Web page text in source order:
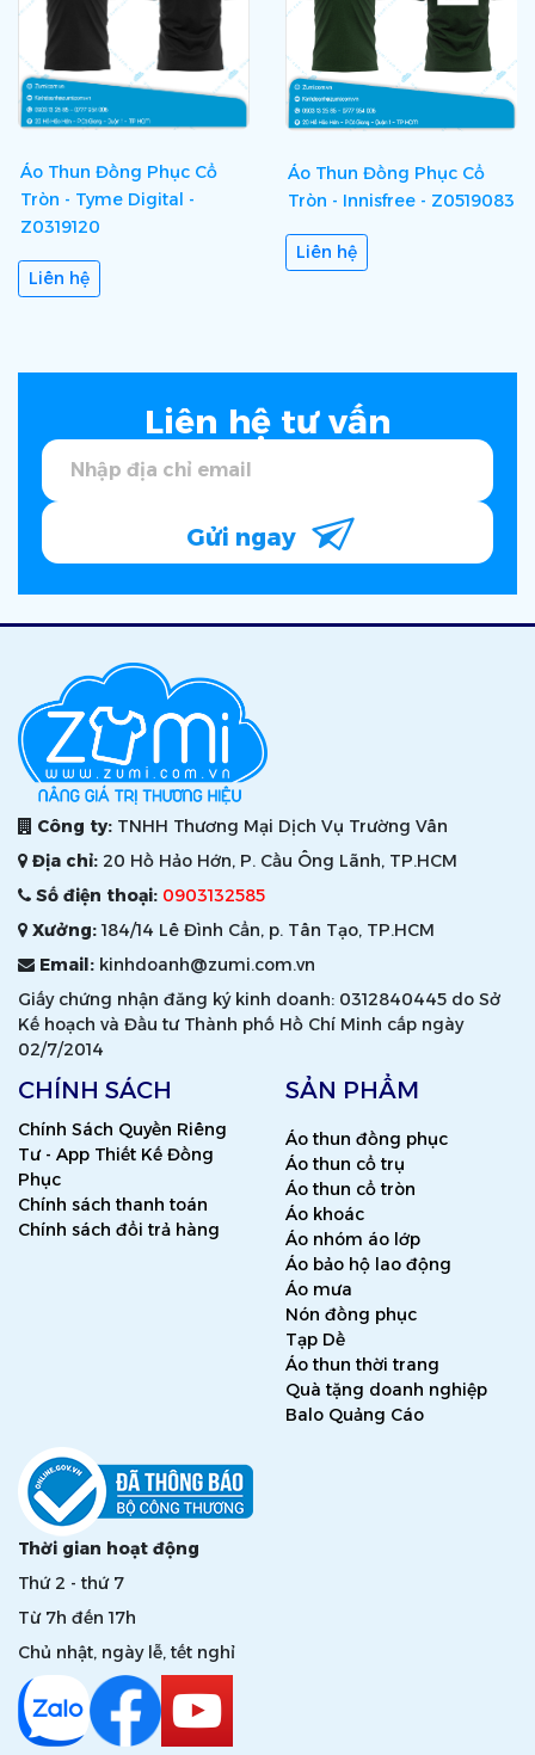
Áo Thun Đồng Phục Cổ
Tròn - Tyme Digital -
Z0319120
Liên hệ
Áo Thun Đồng Phục Cổ
Tròn - Innisfree - Z0519083
Liên hệ
Liên hệ tư vấn
Gửi ngay
Công ty: TNHH Thương Mại Dịch Vụ Trường Vân
Địa chỉ: 20 Hồ Hảo Hớn, P. Cầu Ông Lãnh, TP.HCM
Số điện thoại: 0903132585
Xưởng:184/14 Lê Đình Cẩn, p. Tân Tạo, TP.HCM
Email: kinhdoanh@zumi.com.vn
Giấy chứng nhận đăng ký kinh doanh: 0312840445 do Sở
Kế hoạch và Đầu tư Thành phố Hồ Chí Minh cấp ngày
02/7/2014
CHÍNH SÁCH
Chính Sách Quyền Riêng
Tư - App Thiết Kế Đồng
Phục
Chính sách thanh toán
Chính sách đổi trả hàng
SẢN PHẨM
Áo thun đồng phục
Áo thun cổ trụ
Áo thun cổ tròn
Áo khoác
Áo nhóm áo lớp
Áo bảo hộ lao động
Áo mưa
Nón đồng phục
Tạp Dề
Áo thun thời trang
Quà tặng doanh nghiệp
Balo Quảng Cáo
Thời gian hoạt động
Thứ 2 - thứ 7
Từ 7h đến 17h
Chủ nhật, ngày lễ, tết nghỉ